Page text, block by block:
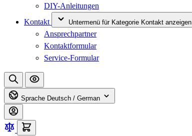
DIY-Anleitungen
Kontakt
Untermenü für Kategorie Kontakt anzeigen
Ansprechpartner
Kontaktformular
Service-Formular
Sprache Deutsch / German